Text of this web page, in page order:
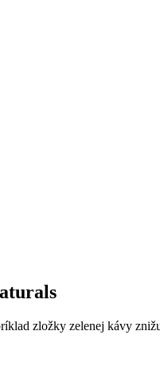
zložky zelenej kávy